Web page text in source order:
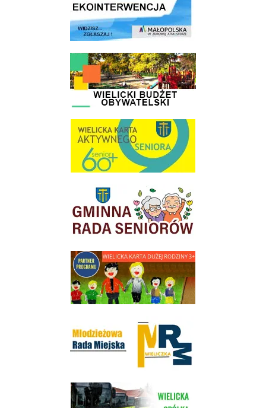
link do strony - Wielicki Budżet Obywatelski
link do strony Wielicka Karta Aktywnego Seniora
link do strony Gminnej Rady Seniorow - Wieliczka
link do strony - Wielicka Karta Dużej Rodziny
link do strony Wielickiej Spółki Transportowej